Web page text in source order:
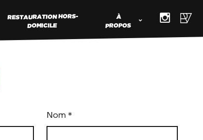
RESTAURATION HORS-
DOMICILE
À
PROPOS
Nom *